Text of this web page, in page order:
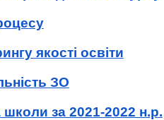
якості освіти
ЗО
школи за 2021-2022 н.р.